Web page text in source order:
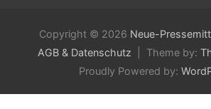
Copyright © 2026 Neue-
AGB & Datenschutz
Theme by:
Proudly Powered by: